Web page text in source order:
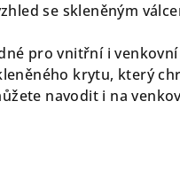
se skleněným
pro vnitřní i venkovní
krytu, který
navodit i na